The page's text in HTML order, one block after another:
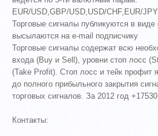
EUR/USD,GBP/USD,USD/CHF,EUR/
Торговые сигналы публикуются в
высылаются на e-mail подписчику
Торговые сигналы содержат всю
входа (Buy и Sell), уровни стоп лосс
(Take Profit). Стоп лосс и тейк профит
до полного прибыльного закрытия
торговых сигналов. За 2012 год
Контакты: